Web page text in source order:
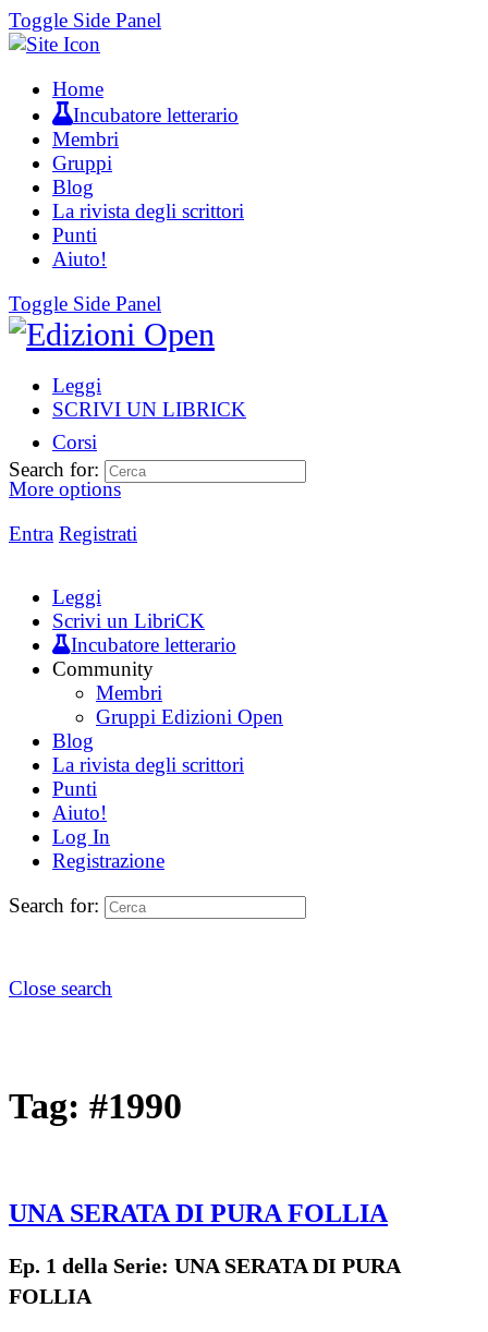
Toggle Side Panel
Home
Incubatore letterario
Membri
Gruppi
Blog
La rivista degli scrittori
Punti
Aiuto!
Toggle Side Panel
Leggi
SCRIVI UN LIBRICK
Corsi
More options
Entra Registrati
Search for:
Leggi
Scrivi un LibriCK
Incubatore letterario
Community
Membri
Gruppi Edizioni Open
Blog
La rivista degli scrittori
Punti
Aiuto!
Log In
Registrazione
Search for:
Close search
Tag: #1990
UNA SERATA DI PURA FOLLIA
Ep. 1 della Serie: UNA SERATA DI PURA
FOLLIA